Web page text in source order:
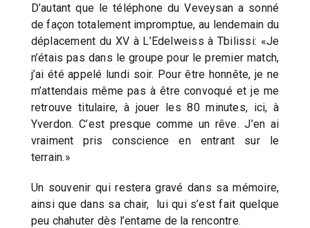
D’autant que le téléphone du Veveysan a sonné
de façon totalement impromptue, au lendemain du
déplacement du XV à L’Edelweiss à Tbilissi: «Je
n’étais pas dans le groupe pour le premier match,
j’ai été appelé lundi soir. Pour être honnête, je ne
m’attendais même pas à être convoqué et je me
retrouve titulaire, à jouer les 80 minutes, ici, à
Yverdon. C’est presque comme un rêve. J’en ai
vraiment pris conscience en entrant sur le
terrain.»
Un souvenir qui restera gravé dans sa mémoire,
ainsi que dans sa chair, lui qui s’est fait quelque
peu chahuter dès l’entame de la rencontre.